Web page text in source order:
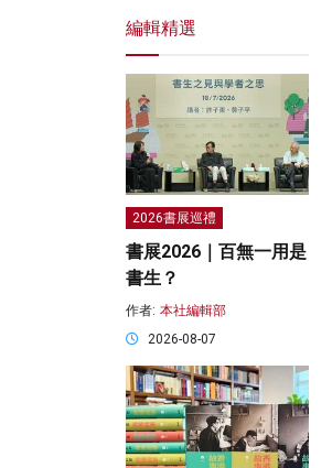
編輯精選
2026書展巡禮
書展2026｜百無一用是
書生？
作者: 本社編輯部
2026-08-07